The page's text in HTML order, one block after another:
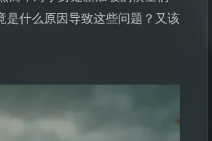
是什么原因导致这些问题？又该